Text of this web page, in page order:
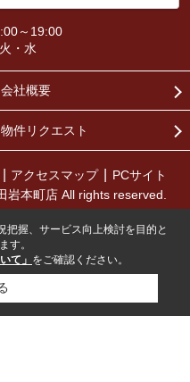
～19:00
火・水
会社概要
物件リクエスト
アクセスマップ
PCサイト
本町店 All rights reserved.
把握、サービス向上検討を目的と
す。
て」 をご確認ください。